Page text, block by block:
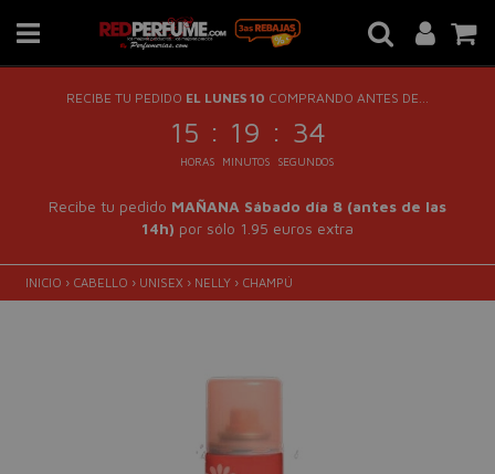
RECIBE TU PEDIDO EL LUNES 10 COMPRANDO ANTES DE...
15 : 19 : 33
HORAS MINUTOS SEGUNDOS
Recibe tu pedido MAÑANA Sábado día 8 (antes de las
14h) por sólo 1.95 euros extra
INICIO › CABELLO › UNISEX › NELLY › CHAMPÚ